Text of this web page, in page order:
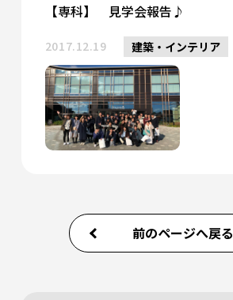
【専科】 見学会報告♪
2017.12.19 建築・インテリア
前のページへ戻る